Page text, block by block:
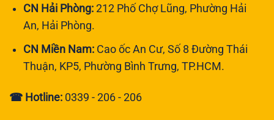
CN Hải Phòng: 212 Phố Chợ Lũng, Phường Hải
An, Hải Phòng.
CN Miền Nam: Cao ốc An Cư, Số 8 Đường Thái
Thuận, KP5, Phường Bình Trưng, TP.HCM.
☎ Hotline: 0339 - 206 - 206